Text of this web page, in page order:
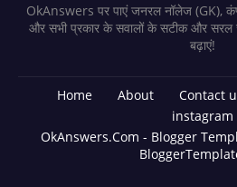
OkAnswers पर पाएं जनरल नॉलेज (GK),
और सभी प्रकार के सवालों के सटीक और सरल
बढ़ाएं!
Home About Contact
instagram
OkAnswers.Com - Blogger